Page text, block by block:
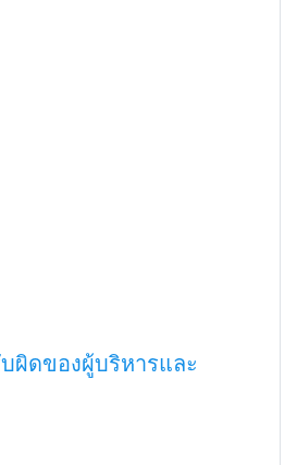
ผิดของผู้บริหารและ